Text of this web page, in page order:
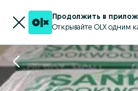
Продолжить в
Открывайте OLX одним